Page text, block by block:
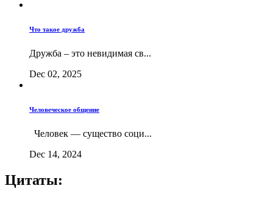
Что такое дружба
Дружба – это невидимая св...
Dec 02, 2025
Человеческое общение
Человек — существо соци...
Dec 14, 2024
Цитаты: